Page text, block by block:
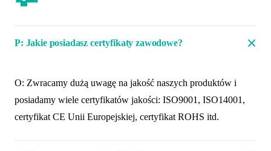
P: Jakie posiadasz certyfikaty zawodowe?
O: Zwracamy dużą uwagę na jakość naszych produktów i
posiadamy wiele certyfikatów jakości: ISO9001, ISO14001,
certyfikat CE Unii Europejskiej, certyfikat ROHS itd.